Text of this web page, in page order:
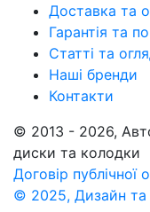
Доставка та
Гарантія та
Статті та
Наші бренди
Контакти
© 2013 - 2026,
диски та колодки
Договір публічної
© 2025, Дизайн та